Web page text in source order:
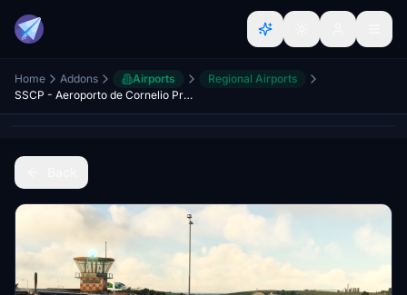
Home Addons Airports
Regional Airports
SSCP - Aeroporto de Cornelio Procopio